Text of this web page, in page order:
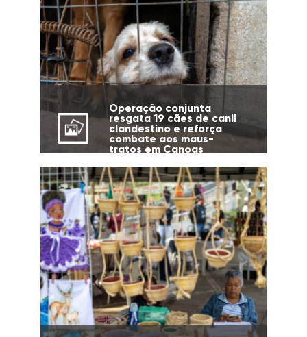
Operação conjunta
resgata 19 cães de canil
clandestino e reforça
combate aos maus-
tratos em Canoas